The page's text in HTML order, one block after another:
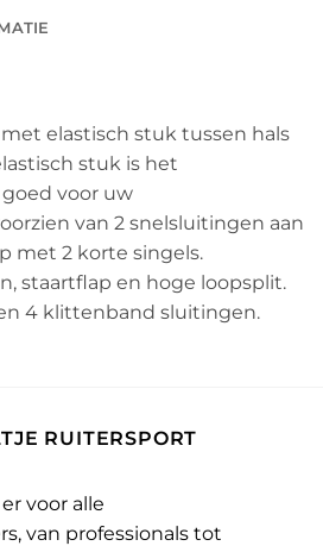
elastisch stuk tussen hals
stuk is het
voor uw
van 2 snelsluitingen aan
met 2 korte singels.
staartflap en hoge loopsplit.
4 klittenband sluitingen.
RUITERSPORT
voor alle
van professionals tot